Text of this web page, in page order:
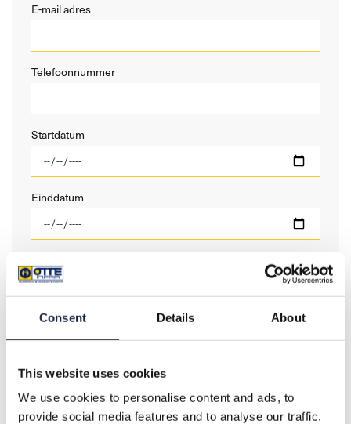
Consent Details About
This website uses cookies
We use cookies to personalise content and ads, to
provide social media features and to analyse our traffic.
E-mail adres
Telefoonnummer
Startdatum
Einddatum